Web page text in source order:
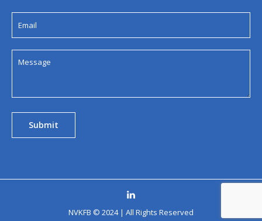
NVKFB © 2024 | All Rights Reserved